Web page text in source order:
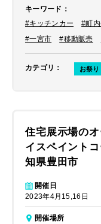
キーワード ：
#キッチンカー
#町
#一宮市
#移動販売
カテゴリ ： お祭り
住宅展示場の
イスペイント
知県豊田市
開催日
2023年4月15,16日
開催場所